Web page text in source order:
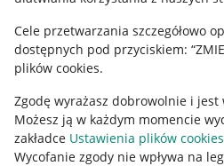
Cele przetwarzania szczegółowo
dostępnych pod przyciskiem:
plików cookies.
Zgodę wyrażasz dobrowolnie i jest
Możesz ją w każdym momencie
zakładce Ustawienia plików cookies
Wycofanie zgody nie wpływa na
Udostępnianie lokalizacji
Informacje dla Aktu o Usługach
Pobierz aplikację